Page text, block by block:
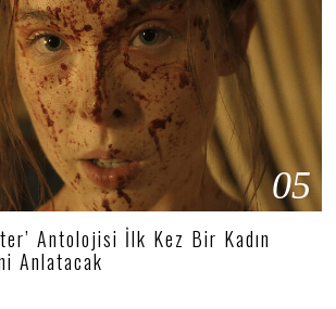
05
Antolojisi İlk Kez Bir Kadın
Anlatacak